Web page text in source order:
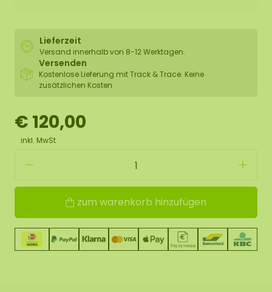
Lieferzeit
Versand innerhalb von 8-12 Werktagen.
Versenden
Kostenlose Lieferung mit Track & Trace. Keine
zusätzlichen Kosten
€ 120,00
inkl. MwSt
zum warenkorb hinzufügen